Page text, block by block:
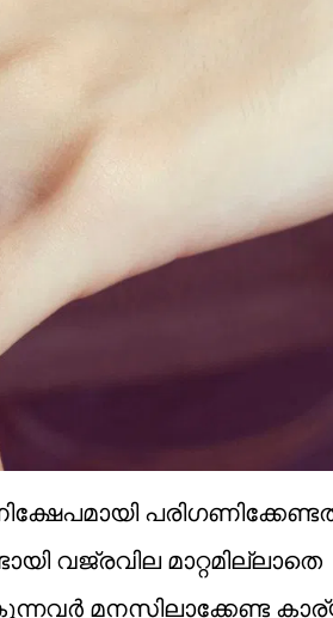
വജ്രവില മാറ്റമില്ലാതെ
മനസിലാക്കേണ്ട